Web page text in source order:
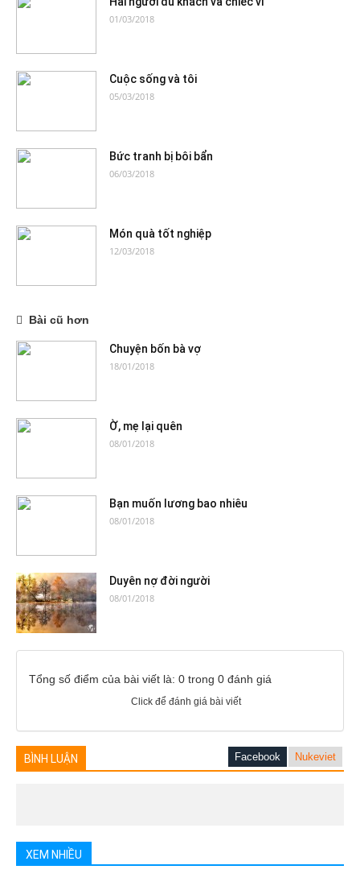
01/03/2018
Cuộc sống và tôi
05/03/2018
Bức tranh bị bôi bẩn
06/03/2018
Món quà tốt nghiệp
12/03/2018
Bài cũ hơn
Chuyện bốn bà vợ
18/01/2018
Ờ, mẹ lại quên
08/01/2018
Bạn muốn lương bao nhiêu
08/01/2018
Duyên nợ đời người
08/01/2018
Tổng số điểm của bài viết là: 0 trong 0 đánh giá
Click để đánh giá bài viết
Facebook Nukeviet
BÌNH LUẬN
XEM NHIỀU